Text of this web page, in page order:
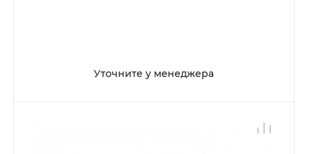
Уточните у менеджера